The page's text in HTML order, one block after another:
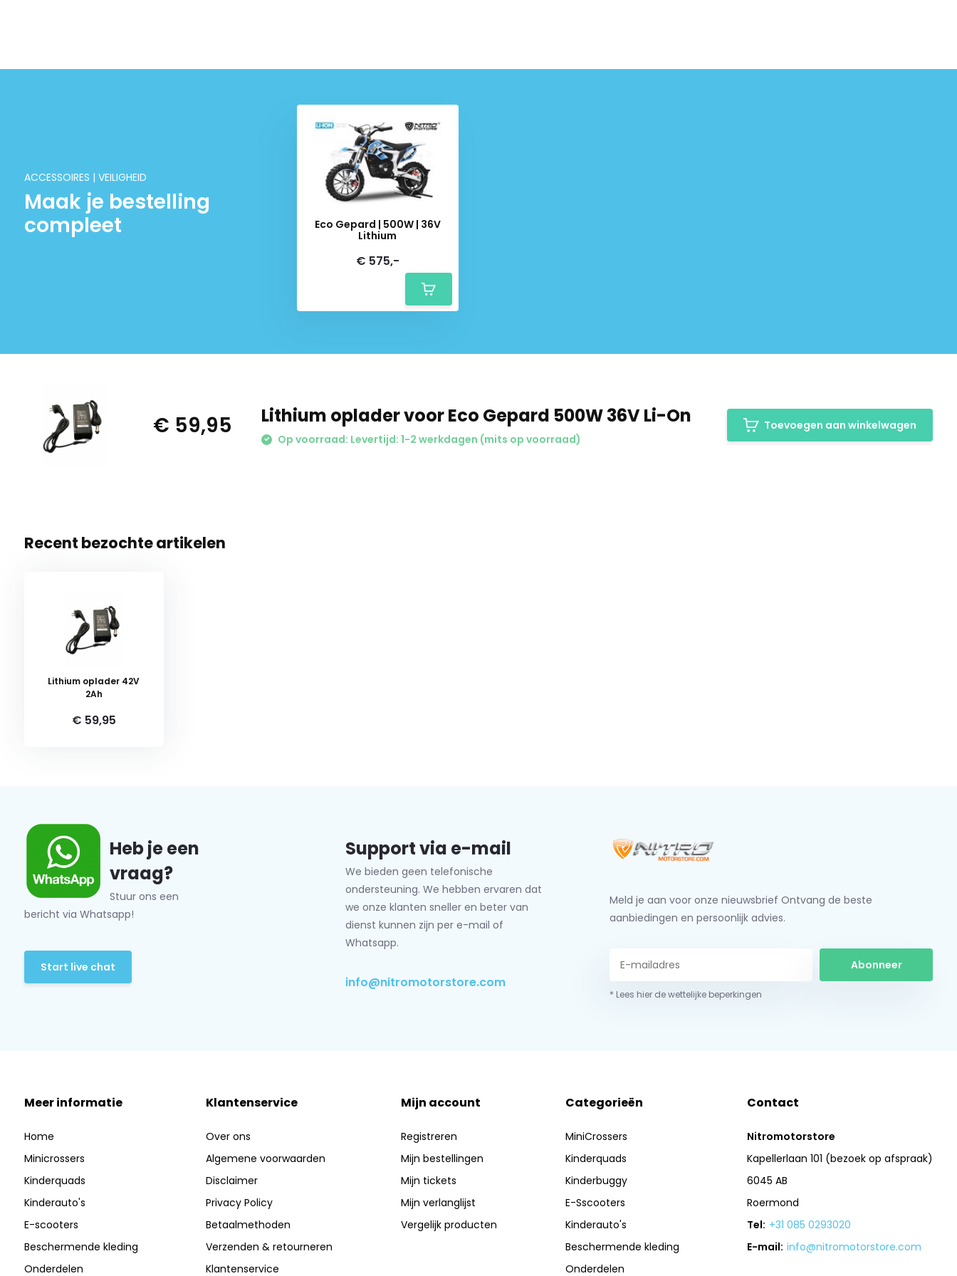
ACCESSOIRES | VEILIGHEID
Maak je bestelling
compleet
Eco Gepard | 500W | 36V
Lithium
€ 575,-
€ 59,95 Lithium oplader voor Eco Gepard 500W 36V Li-On
Op voorraad: Levertijd: 1-2 werkdagen (mits op voorraad)
Toevoegen aan winkelwagen
Recent bezochte artikelen
Lithium oplader 42V
2Ah
€ 59,95
Heb je een
vraag?
Stuur ons een
bericht via Whatsapp!
Start live chat
Support via e-mail
We bieden geen telefonische
ondersteuning. We hebben ervaren dat
we onze klanten sneller en beter van
dienst kunnen zijn per e-mail of
Whatsapp.
info@nitromotorstore.com
Meld je aan voor onze nieuwsbrief Ontvang de beste
aanbiedingen en persoonlijk advies.
Abonneer
* Lees hier de wettelijke beperkingen
Meer informatie
Home
Minicrossers
Kinderquads
Kinderauto's
E-scooters
Beschermende kleding
Onderdelen
Klantenservice
Over ons
Algemene voorwaarden
Disclaimer
Privacy Policy
Betaalmethoden
Verzenden & retourneren
Klantenservice
Mijn account
Registreren
Mijn bestellingen
Mijn tickets
Mijn verlanglijst
Vergelijk producten
Categorieën
MiniCrossers
Kinderquads
Kinderbuggy
E-Sscooters
Kinderauto's
Beschermende kleding
Onderdelen
Contact
Nitromotorstore
Kapellerlaan 101 (bezoek op afspraak)
6045 AB
Roermond
Tel: +31 085 0293020
E-mail: info@nitromotorstore.com